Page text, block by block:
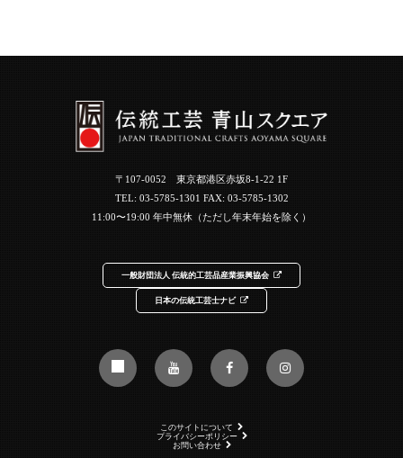
〒107-0052 東京都港区赤坂8-1-22 1F
TEL: 03-5785-1301 FAX: 03-5785-1302
11:00〜19:00 年中無休（ただし年末年始を除く）
一般財団法人 伝統的工芸品産業振興協会
日本の伝統工芸士ナビ
このサイトについて
プライバシーポリシー
お問い合わせ